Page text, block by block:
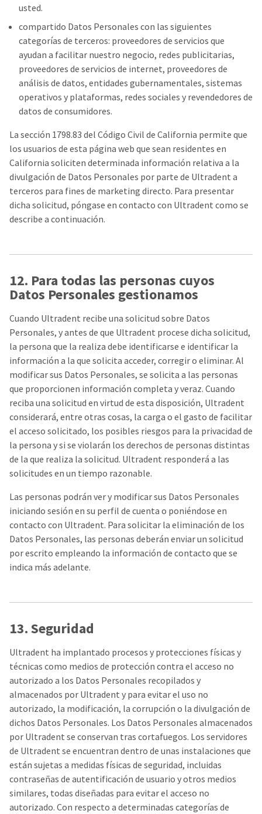
usted.
compartido Datos Personales con las siguientes
categorías de terceros: proveedores de servicios que
ayudan a facilitar nuestro negocio, redes publicitarias,
proveedores de servicios de internet, proveedores de
análisis de datos, entidades gubernamentales, sistemas
operativos y plataformas, redes sociales y revendedores de
datos de consumidores.
La sección 1798.83 del Código Civil de California permite que
los usuarios de esta página web que sean residentes en
California soliciten determinada información relativa a la
divulgación de Datos Personales por parte de Ultradent a
terceros para fines de marketing directo. Para presentar
dicha solicitud, póngase en contacto con Ultradent como se
describe a continuación.
12. Para todas las personas cuyos
Datos Personales gestionamos
Cuando Ultradent recibe una solicitud sobre Datos
Personales, y antes de que Ultradent procese dicha solicitud,
la persona que la realiza debe identificarse e identificar la
información a la que solicita acceder, corregir o eliminar. Al
modificar sus Datos Personales, se solicita a las personas
que proporcionen información completa y veraz. Cuando
reciba una solicitud en virtud de esta disposición, Ultradent
considerará, entre otras cosas, la carga o el gasto de facilitar
el acceso solicitado, los posibles riesgos para la privacidad de
la persona y si se violarán los derechos de personas distintas
de la que realiza la solicitud. Ultradent responderá a las
solicitudes en un tiempo razonable.
Las personas podrán ver y modificar sus Datos Personales
iniciando sesión en su perfil de cuenta o poniéndose en
contacto con Ultradent. Para solicitar la eliminación de los
Datos Personales, las personas deberán enviar un solicitud
por escrito empleando la información de contacto que se
indica más adelante.
13. Seguridad
Ultradent ha implantado procesos y protecciones físicas y
técnicas como medios de protección contra el acceso no
autorizado a los Datos Personales recopilados y
almacenados por Ultradent y para evitar el uso no
autorizado, la modificación, la corrupción o la divulgación de
dichos Datos Personales. Los Datos Personales almacenados
por Ultradent se conservan tras cortafuegos. Los servidores
de Ultradent se encuentran dentro de unas instalaciones que
están sujetas a medidas físicas de seguridad, incluidas
contraseñas de autentificación de usuario y otros medios
similares, todas diseñadas para evitar el acceso no
autorizado. Con respecto a determinadas categorías de